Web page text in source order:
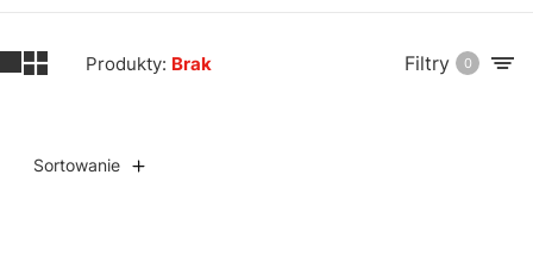
Produkty: Brak Filtry 0
Sortowanie